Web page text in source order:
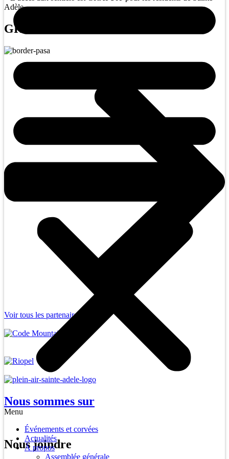
Menu
Événements et corvées
Actualités
À propos
Assemblée générale
Adèle.
GRANDS PARTENAIRES
Voir tous les partenaires
Nous sommes sur
Nous joindre